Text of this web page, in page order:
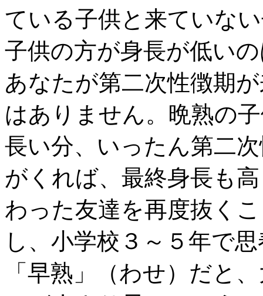
ている子供と来ていな
子供の方が身長が低い
あなたが第二次性徴期
はありません。晩熟の
長い分、いったん第二
がくれば、最終身長も
わった友達を再度抜く
し、小学校３～５年で
「早熟」（わせ）だと